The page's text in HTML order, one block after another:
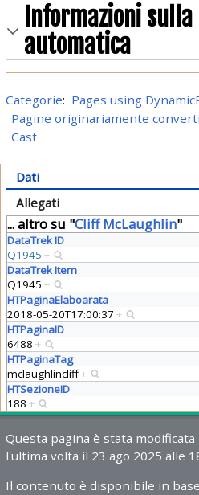
Informazioni
automatica
Categorie: Pages using
Pagine originariamente
Cast
Dati
Allegati
... altro su "Cliff McLaughlin"
DataTrek ID
Q1945 +
DataTrek Item
Q1945 +
HTPaginaElaboarata
2018-05-20T17:00:37 +
HTPaginaID
6488 +
HTPaginaTag
mclaughlincliff+
HTSezioneID
188 +
Questa pagina è stata
l'ultima volta il 23 ago 2025 alle
Il contenuto è disponibile in